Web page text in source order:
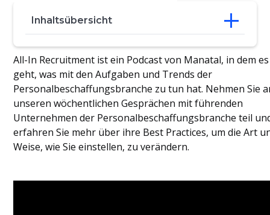
Inhaltsübersicht
Der Weg zur Personalabteilung - Vom
Ingenieurwesen zur Personalabteilung
Bewältigung früherer
Managementherausforderungen zur
Wiederbelebung von Moral und
Motivation
Nutzung von Umfrageergebnissen zur
Erstellung eines Aktionsplans
Realität in Einklang zu bringen
All-In Recruitment ist ein Podcast von Manatal, in dem
geht, was mit den Aufgaben und Trends der
Personalbeschaffungsbranche zu tun hat. Nehmen Sie
unseren wöchentlichen Gesprächen mit führenden
Unternehmen der Personalbeschaffungsbranche teil
erfahren Sie mehr über ihre Best Practices, um die Art
Weise, wie Sie einstellen, zu verändern.